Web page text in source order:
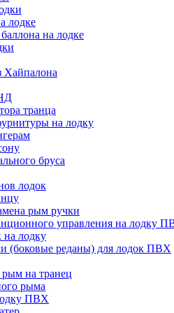
лодке
на лодке
Хайпалона
транца
на лодку
бруса
лодок
рым ручки
управления на лодку
на лодку
(боковые реданы) для лодок ПВХ
на транец
рыма
ПВХ